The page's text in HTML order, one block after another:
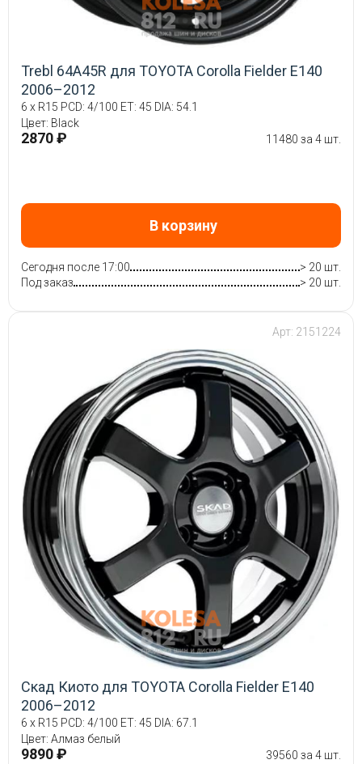
Trebl 64A45R для TOYOTA Corolla Fielder E140
2006–2012
6 x R15 PCD: 4/100 ET: 45 DIA: 54.1
Цвет: Black
2870 ₽ 11480 за 4 шт.
В корзину
Сегодня после 17:00
> 20 шт.
Под заказ
> 20 шт.
Арт: 2151224
Скад Киото для TOYOTA Corolla Fielder E140
2006–2012
6 x R15 PCD: 4/100 ET: 45 DIA: 67.1
Цвет: Алмаз белый
9890 ₽ 39560 за 4 шт.